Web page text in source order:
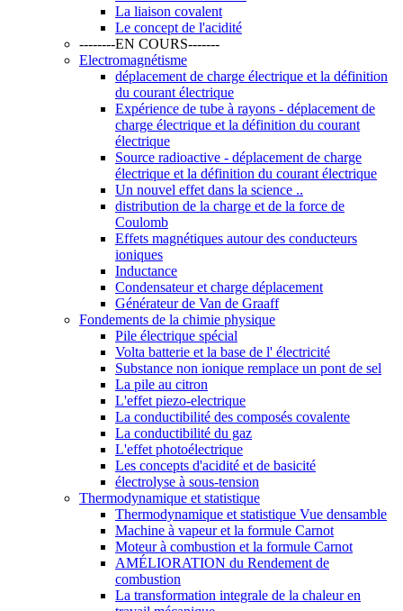
La liaison covalent
Le concept de l'acidité
--------EN COURS-------
Electromagnétisme
déplacement de charge électrique et la définition
du courant électrique
Expérience de tube à rayons - déplacement de
charge électrique et la définition du courant
électrique
Source radioactive - déplacement de charge
électrique et la définition du courant électrique
Un nouvel effet dans la science ..
distribution de la charge et de la force de
Coulomb
Effets magnétiques autour des conducteurs
ioniques
Inductance
Condensateur et charge déplacement
Générateur de Van de Graaff
Fondements de la chimie physique
Pile électrique spécial
Volta batterie et la base de l' électricité
Substance non ionique remplace un pont de sel
La pile au citron
L'effet piezo-electrique
La conductibilité des composés covalente
La conductibilité du gaz
L'effet photoélectrique
Les concepts d'acidité et de basicité
électrolyse à sous-tension
Thermodynamique et statistique
Thermodynamique et statistique Vue densamble
Machine à vapeur et la formule Carnot
Moteur à combustion et la formule Carnot
AMÉLIORATION du Rendement de
combustion
La transformation integrale de la chaleur en